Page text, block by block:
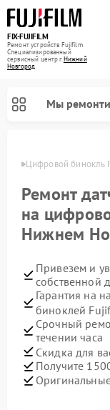
FIX-FUJIFILM
Ремонт устройств Fujifilm
Специализированный
cервисный центр г.Нижний
Новгород
Мы
Цифровой бинокль
Ремонт
на
Нижнем
Привезем и
собственной
Гарантия на
биноклей
Срочный
течении часа
Скидка для
Получите